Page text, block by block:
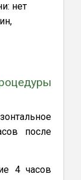
нет
после
4 часов